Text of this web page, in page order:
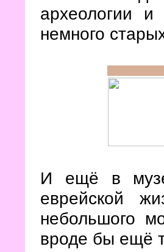
археологии
немного
И ещё в
еврейской
небольшого
вроде бы ещё